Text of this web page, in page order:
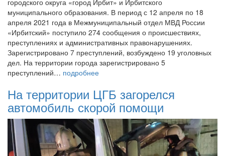
городского округа «город Ирбит» и Ирбитского
муниципального образования. В период с 12 апреля по 18
апреля 2021 года в Межмуниципальный отдел МВД России
«Ирбитский» поступило 274 сообщения о происшествиях,
преступлениях и административных правонарушениях.
Зарегистрировано 7 преступлений, возбуждено 19 уголовных
дел. На территории города зарегистрировано 5
преступлений… подробнее
На территории ЦГБ загорелся
автомобиль скорой помощи